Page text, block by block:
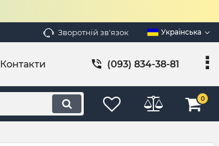
Зворотній зв'язок Українська
Контакти (093) 834-38-81
0